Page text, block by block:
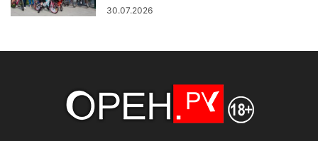
30.07.2026